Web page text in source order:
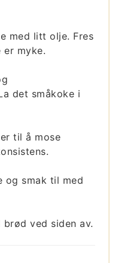
med litt olje. Fres
myke.
det småkoke i
til å mose
og smak til med
brød ved siden av.